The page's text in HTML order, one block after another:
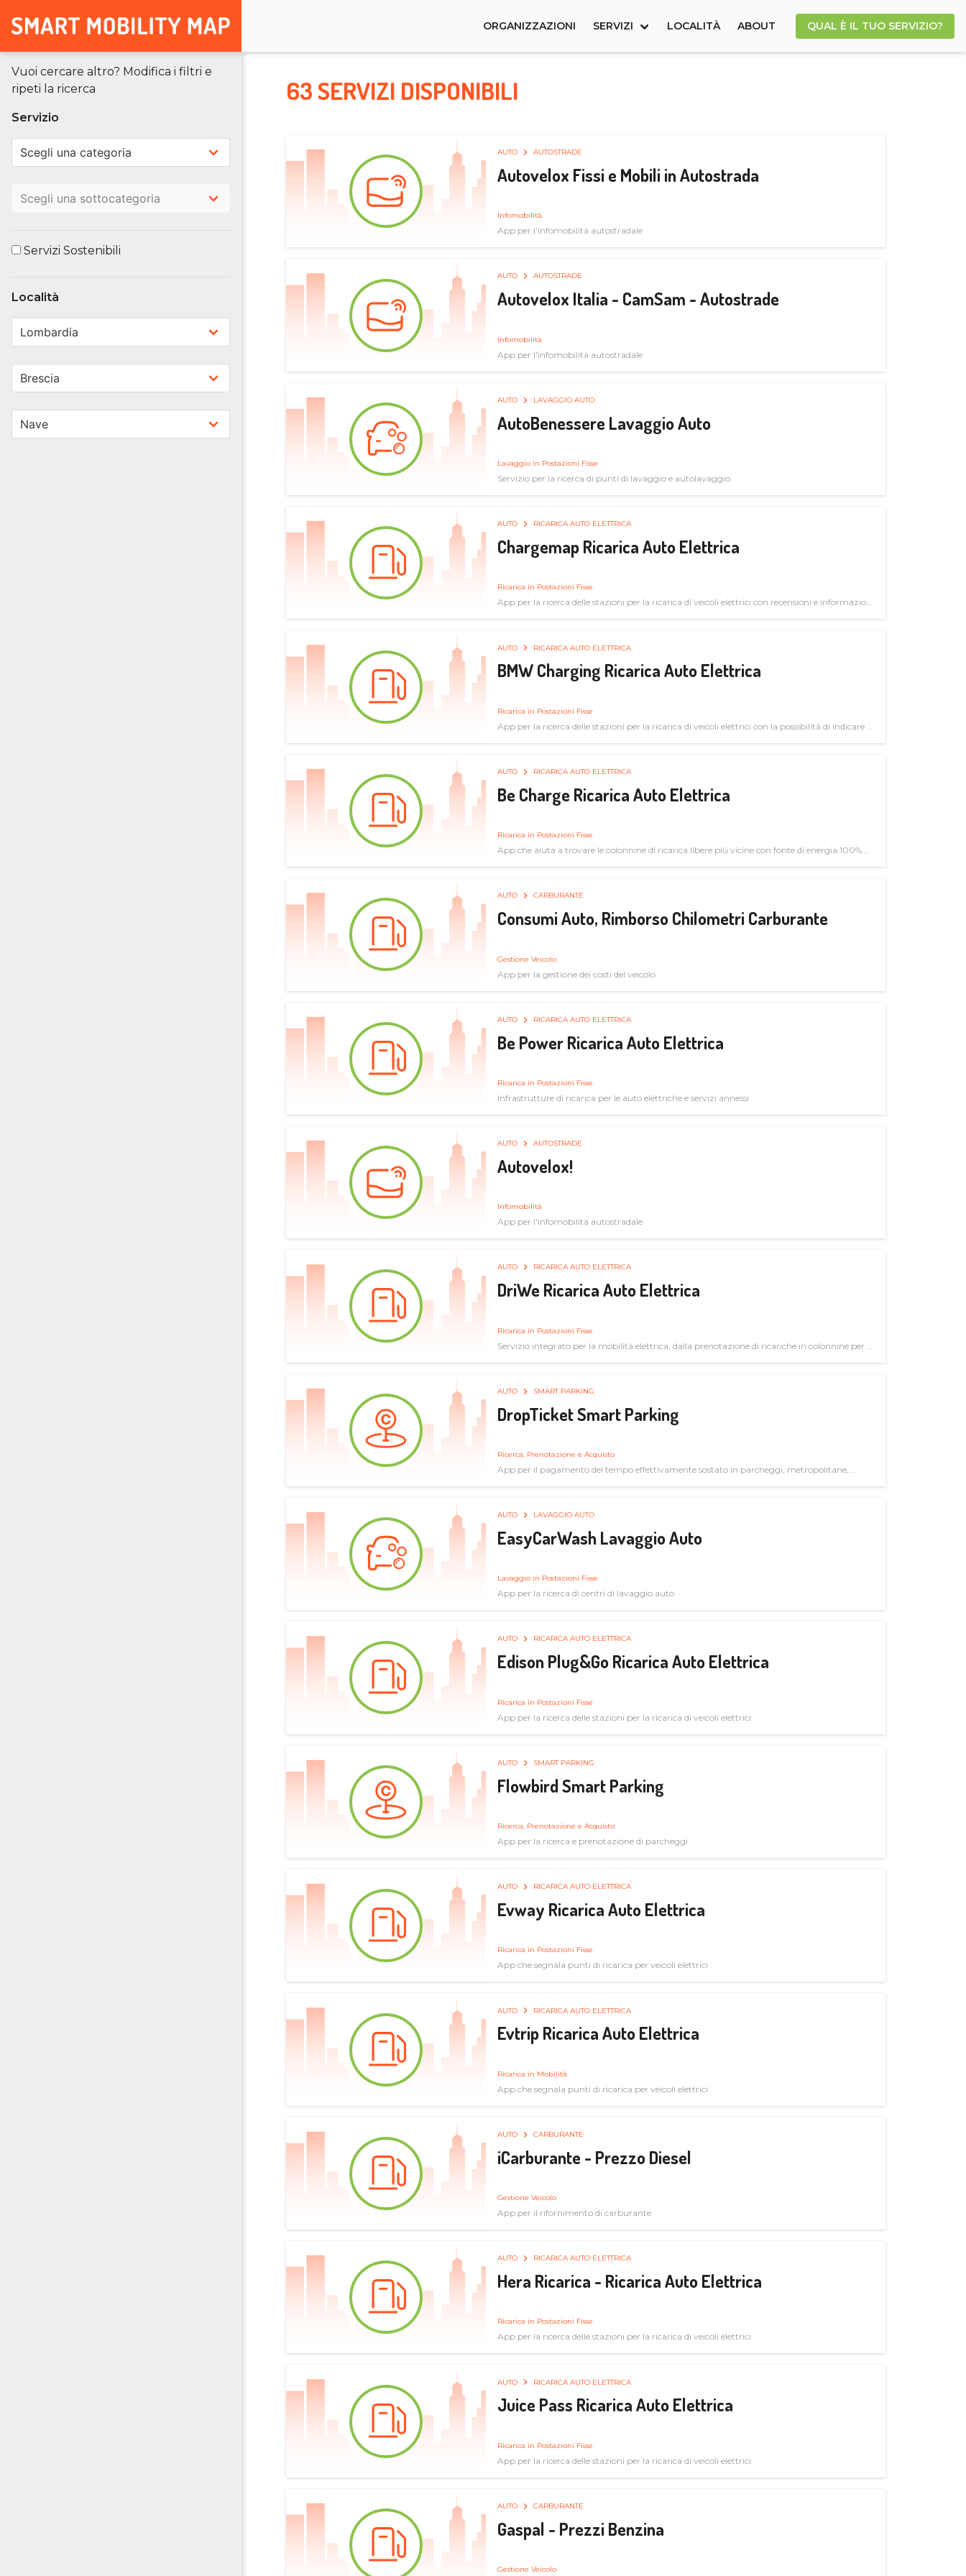
ORGANIZZAZIONI SERVIZI LOCALITÀ ABOUT QUAL È IL TUO SERVIZIO?
Vuoi cercare altro? Modifica i filtri e
ripeti la ricerca
Servizio
Servizi Sostenibili
Località
63 SERVIZI DISPONIBILI
AUTO AUTOSTRADE
Autovelox Fissi e Mobili in Autostrada
Infomobilità
App per l'infomobilità autostradale
AUTO AUTOSTRADE
Autovelox Italia - CamSam - Autostrade
Infomobilità
App per l'infomobilità autostradale
AUTO LAVAGGIO AUTO
AutoBenessere Lavaggio Auto
Lavaggio in Postazioni Fisse
Servizio per la ricerca di punti di lavaggio e autolavaggio
AUTO RICARICA AUTO ELETTRICA
Chargemap Ricarica Auto Elettrica
Ricarica in Postazioni Fisse
App per la ricerca delle stazioni per la ricarica di veicoli elettrici con recensioni e informazioni
AUTO RICARICA AUTO ELETTRICA
BMW Charging Ricarica Auto Elettrica
Ricarica in Postazioni Fisse
App per la ricerca delle stazioni per la ricarica di veicoli elettrici con la possibilità di indicare le
AUTO RICARICA AUTO ELETTRICA
Be Charge Ricarica Auto Elettrica
Ricarica in Postazioni Fisse
App che aiuta a trovare le colonnine di ricarica libere più vicine con fonte di energia 100%
AUTO CARBURANTE
Consumi Auto, Rimborso Chilometri Carburante
Gestione Veicolo
App per la gestione dei costi del veicolo
AUTO RICARICA AUTO ELETTRICA
Be Power Ricarica Auto Elettrica
Ricarica in Postazioni Fisse
Infrastrutture di ricarica per le auto elettriche e servizi annessi
AUTO AUTOSTRADE
Autovelox!
Infomobilità
App per l'infomobilità autostradale
AUTO RICARICA AUTO ELETTRICA
DriWe Ricarica Auto Elettrica
Ricarica in Postazioni Fisse
Servizio integrato per la mobilità elettrica, dalla prenotazione di ricariche in colonnine per il
AUTO SMART PARKING
DropTicket Smart Parking
Ricerca, Prenotazione e Acquisto
App per il pagamento del tempo effettivamente sostato in parcheggi, metropolitane,
AUTO LAVAGGIO AUTO
EasyCarWash Lavaggio Auto
Lavaggio in Postazioni Fisse
App per la ricerca di centri di lavaggio auto
AUTO RICARICA AUTO ELETTRICA
Edison Plug&Go Ricarica Auto Elettrica
Ricarica in Postazioni Fisse
App per la ricerca delle stazioni per la ricarica di veicoli elettrici
AUTO SMART PARKING
Flowbird Smart Parking
Ricerca, Prenotazione e Acquisto
App per la ricerca e prenotazione di parcheggi
AUTO RICARICA AUTO ELETTRICA
Evway Ricarica Auto Elettrica
Ricarica in Postazioni Fisse
App che segnala punti di ricarica per veicoli elettrici
AUTO RICARICA AUTO ELETTRICA
Evtrip Ricarica Auto Elettrica
Ricarica in Mobilità
App che segnala punti di ricarica per veicoli elettrici
AUTO CARBURANTE
iCarburante - Prezzo Diesel
Gestione Veicolo
App per il rifornimento di carburante
AUTO RICARICA AUTO ELETTRICA
Hera Ricarica - Ricarica Auto Elettrica
Ricarica in Postazioni Fisse
App per la ricerca delle stazioni per la ricarica di veicoli elettrici
AUTO RICARICA AUTO ELETTRICA
Juice Pass Ricarica Auto Elettrica
Ricarica in Postazioni Fisse
App per la ricerca delle stazioni per la ricarica di veicoli elettrici
AUTO CARBURANTE
Gaspal - Prezzi Benzina
Gestione Veicolo